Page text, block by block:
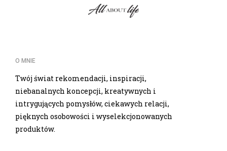
O MNIE
Twój świat rekomendacji, inspiracji,
niebanalnych koncepcji, kreatywnych i
intrygujących pomysłów, ciekawych relacji,
pięknych osobowości i wyselekcjonowanych
produktów.